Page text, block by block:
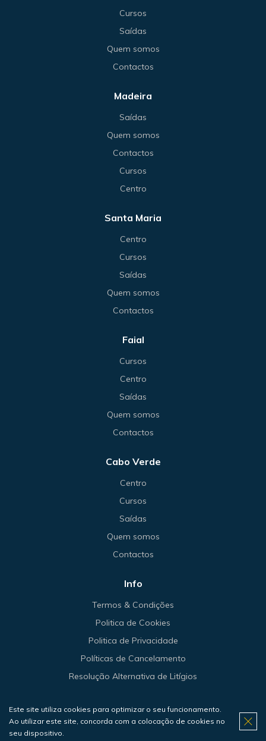
Cursos
Saídas
Quem somos
Contactos
Madeira
Saídas
Quem somos
Contactos
Cursos
Centro
Santa Maria
Centro
Cursos
Saídas
Quem somos
Contactos
Faial
Cursos
Centro
Saídas
Quem somos
Contactos
Cabo Verde
Centro
Cursos
Saídas
Quem somos
Contactos
Info
Termos & Condições
Politica de Cookies
Politica de Privacidade
Políticas de Cancelamento
Resolução Alternativa de Litígios
© 2026 Haliotis.
Este site utiliza cookies para optimizar o seu funcionamento.
Ao utilizar este site, concorda com a colocação de cookies no
seu dispositivo.